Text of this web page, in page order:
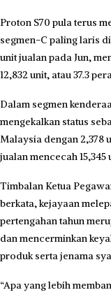
Proton S70 pula terus
segmen-C paling laris
unit jualan pada Jun,
12,832 unit, atau 37.3
Dalam segmen
mengekalkan status
Malaysia dengan 2,378
jualan mencecah 15,345
Timbalan Ketua
berkata, kejayaan
pertengahan tahun
dan mencerminkan
produk serta jenama
“Apa yang lebih